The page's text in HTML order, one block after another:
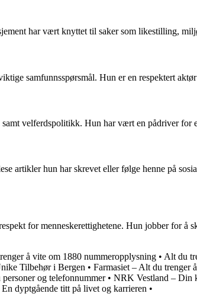
har vært knyttet til saker som likestilling,
samfunnsspørsmål. Hun er en respektert
velferdspolitikk. Hun har vært en pådriver for
artikler hun har skrevet eller følge henne på
for menneskerettighetene. Hun jobber for å
å vite om 1880 nummeropplysning • Alt du
Tilbehør i Bergen • Farmasiet – Alt du trenger
og telefonnummer• NRK Vestland – Din
dyptgående titt på livet og karrieren •